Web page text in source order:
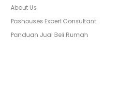
About Us
Pashouses Expert Consultant
Panduan Jual Beli Rumah